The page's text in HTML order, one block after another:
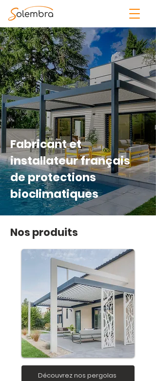
Fabricant et
installateur français
de protections
bioclimatiques
Nos produits
Découvrez nos pergolas